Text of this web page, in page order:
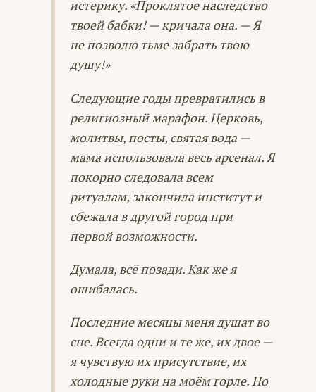
истерику. «Проклятое наследство
твоей бабки! — кричала она. — Я
не позволю тьме забрать твою
душу!»
Следующие годы превратились в
религиозный марафон. Церковь,
молитвы, посты, святая вода —
мама использовала весь арсенал. Я
покорно следовала всем
ритуалам, закончила институт и
сбежала в другой город при
первой возможности.
Думала, всё позади. Как же я
ошибалась.
Последние месяцы меня душат во
сне. Всегда одни и те же, их двое —
я чувствую их присутствие, их
холодные руки на моём горле. Но